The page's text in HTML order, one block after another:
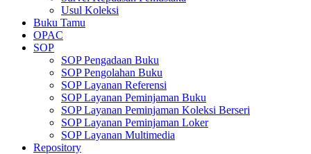
Usul Koleksi
Buku Tamu
OPAC
SOP
SOP Pengadaan Buku
SOP Pengolahan Buku
SOP Layanan Referensi
SOP Layanan Peminjaman Buku
SOP Layanan Peminjaman Koleksi Berseri
SOP Layanan Peminjaman Loker
SOP Layanan Multimedia
Repository